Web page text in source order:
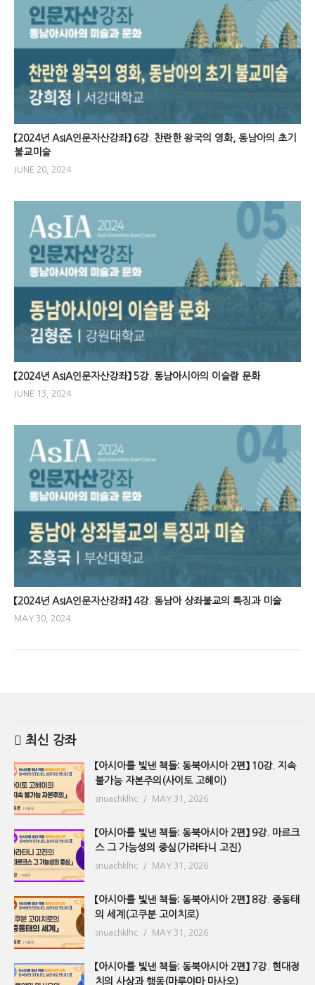
【2024년 AsIA인문자산강좌】 6강. 찬란한 왕국의 영화, 동남아의 초기
불교미술
JUNE 20, 2024
【2024년 AsIA인문자산강좌】 5강. 동남아시아의 이슬람 문화
JUNE 13, 2024
【2024년 AsIA인문자산강좌】 4강. 동남아 상좌불교의 특징과 미술
MAY 30, 2024
최신 강좌
【아시아를 빛낸 책들: 동북아시아 2편】 10강. 지속
불가능 자본주의(사이토 고헤이)
snuachklhc MAY 31, 2026
【아시아를 빛낸 책들: 동북아시아 2편】 9강. 마르크
스 그 가능성의 중심(가라타니 고진)
snuachklhc MAY 31, 2026
【아시아를 빛낸 책들: 동북아시아 2편】 8강. 중동태
의 세계(고쿠분 고이치로)
snuachklhc MAY 31, 2026
【아시아를 빛낸 책들: 동북아시아 2편】 7강. 현대정
치의 사상과 행동(마루야마 마사오)